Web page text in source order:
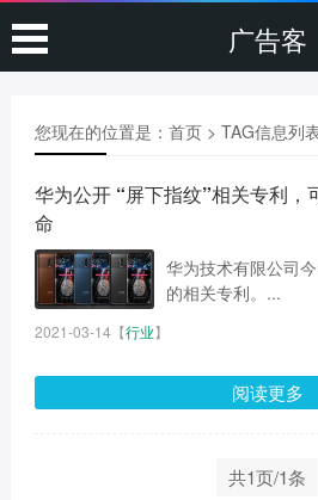
广告客
您现在的位置是： 首页> TAG信息列
华为公开 “屏下指纹”相关专利，
命
华为技术有限公司
的相关专利。...
2021-03-14 【行业】
阅读更多
共1页/1条